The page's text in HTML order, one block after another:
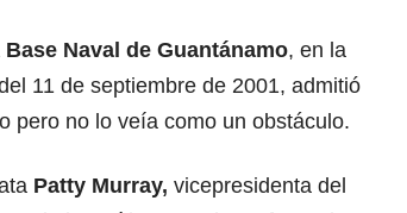
Base Naval de Guantánamo, en la
11 de septiembre de 2001, admitió
pero no lo veía como un obstáculo.
Patty Murray, vicepresidenta del